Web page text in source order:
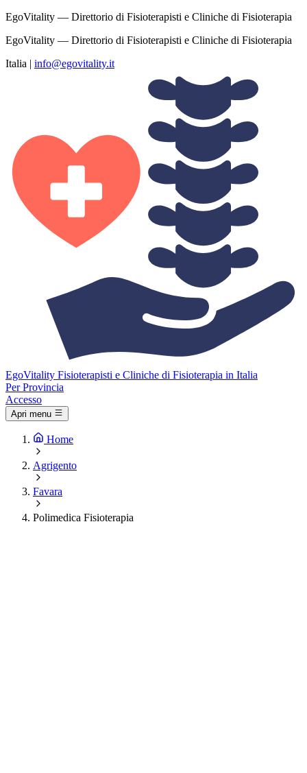
EgoVitality — Direttorio di Fisioterapisti e Cliniche di Fisioterapia
EgoVitality — Direttorio di Fisioterapisti e Cliniche di Fisioterapia
Italia | info@egovitality.it
EgoVitality Fisioterapisti e Cliniche di Fisioterapia in Italia
Per Provincia
Accesso
Apri menu
Home
Agrigento
Favara
Polimedica Fisioterapia